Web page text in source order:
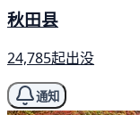
秋田县
24,785起出没
通知